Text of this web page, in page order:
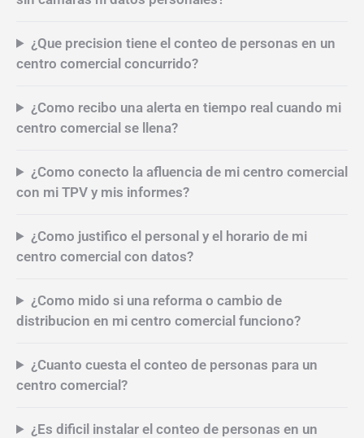
sin camaras ni datos personales?
centro comercial concurrido?
centro comercial se llena?
con mi TPV y mis informes?
centro comercial con datos?
distribucion en mi centro comercial funciono?
centro comercial?